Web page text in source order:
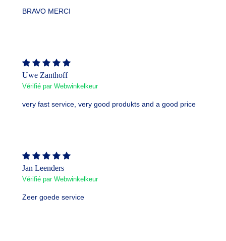
BRAVO MERCI
Uwe Zanthoff
Vérifié par Webwinkelkeur
very fast service, very good produkts and a good price
Jan Leenders
Vérifié par Webwinkelkeur
Zeer goede service